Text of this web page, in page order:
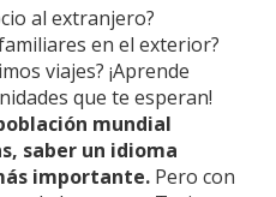
al extranjero?
en el exterior?
viajes? ¡Aprende
que te esperan!
mundial
saber un idioma
importante. Pero con